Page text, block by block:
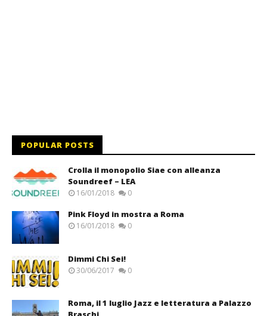
POPULAR POSTS
Crolla il monopolio Siae con alleanza
Soundreef – LEA
16/01/2018 0
Pink Floyd in mostra a Roma
16/01/2018 0
Dimmi Chi Sei!
30/06/2017 0
Roma, il 1 luglio Jazz e letteratura a Palazzo